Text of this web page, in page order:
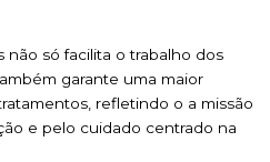
não só facilita o trabalho dos
garante uma maior
refletindo o a missão
e pelo cuidado centrado na